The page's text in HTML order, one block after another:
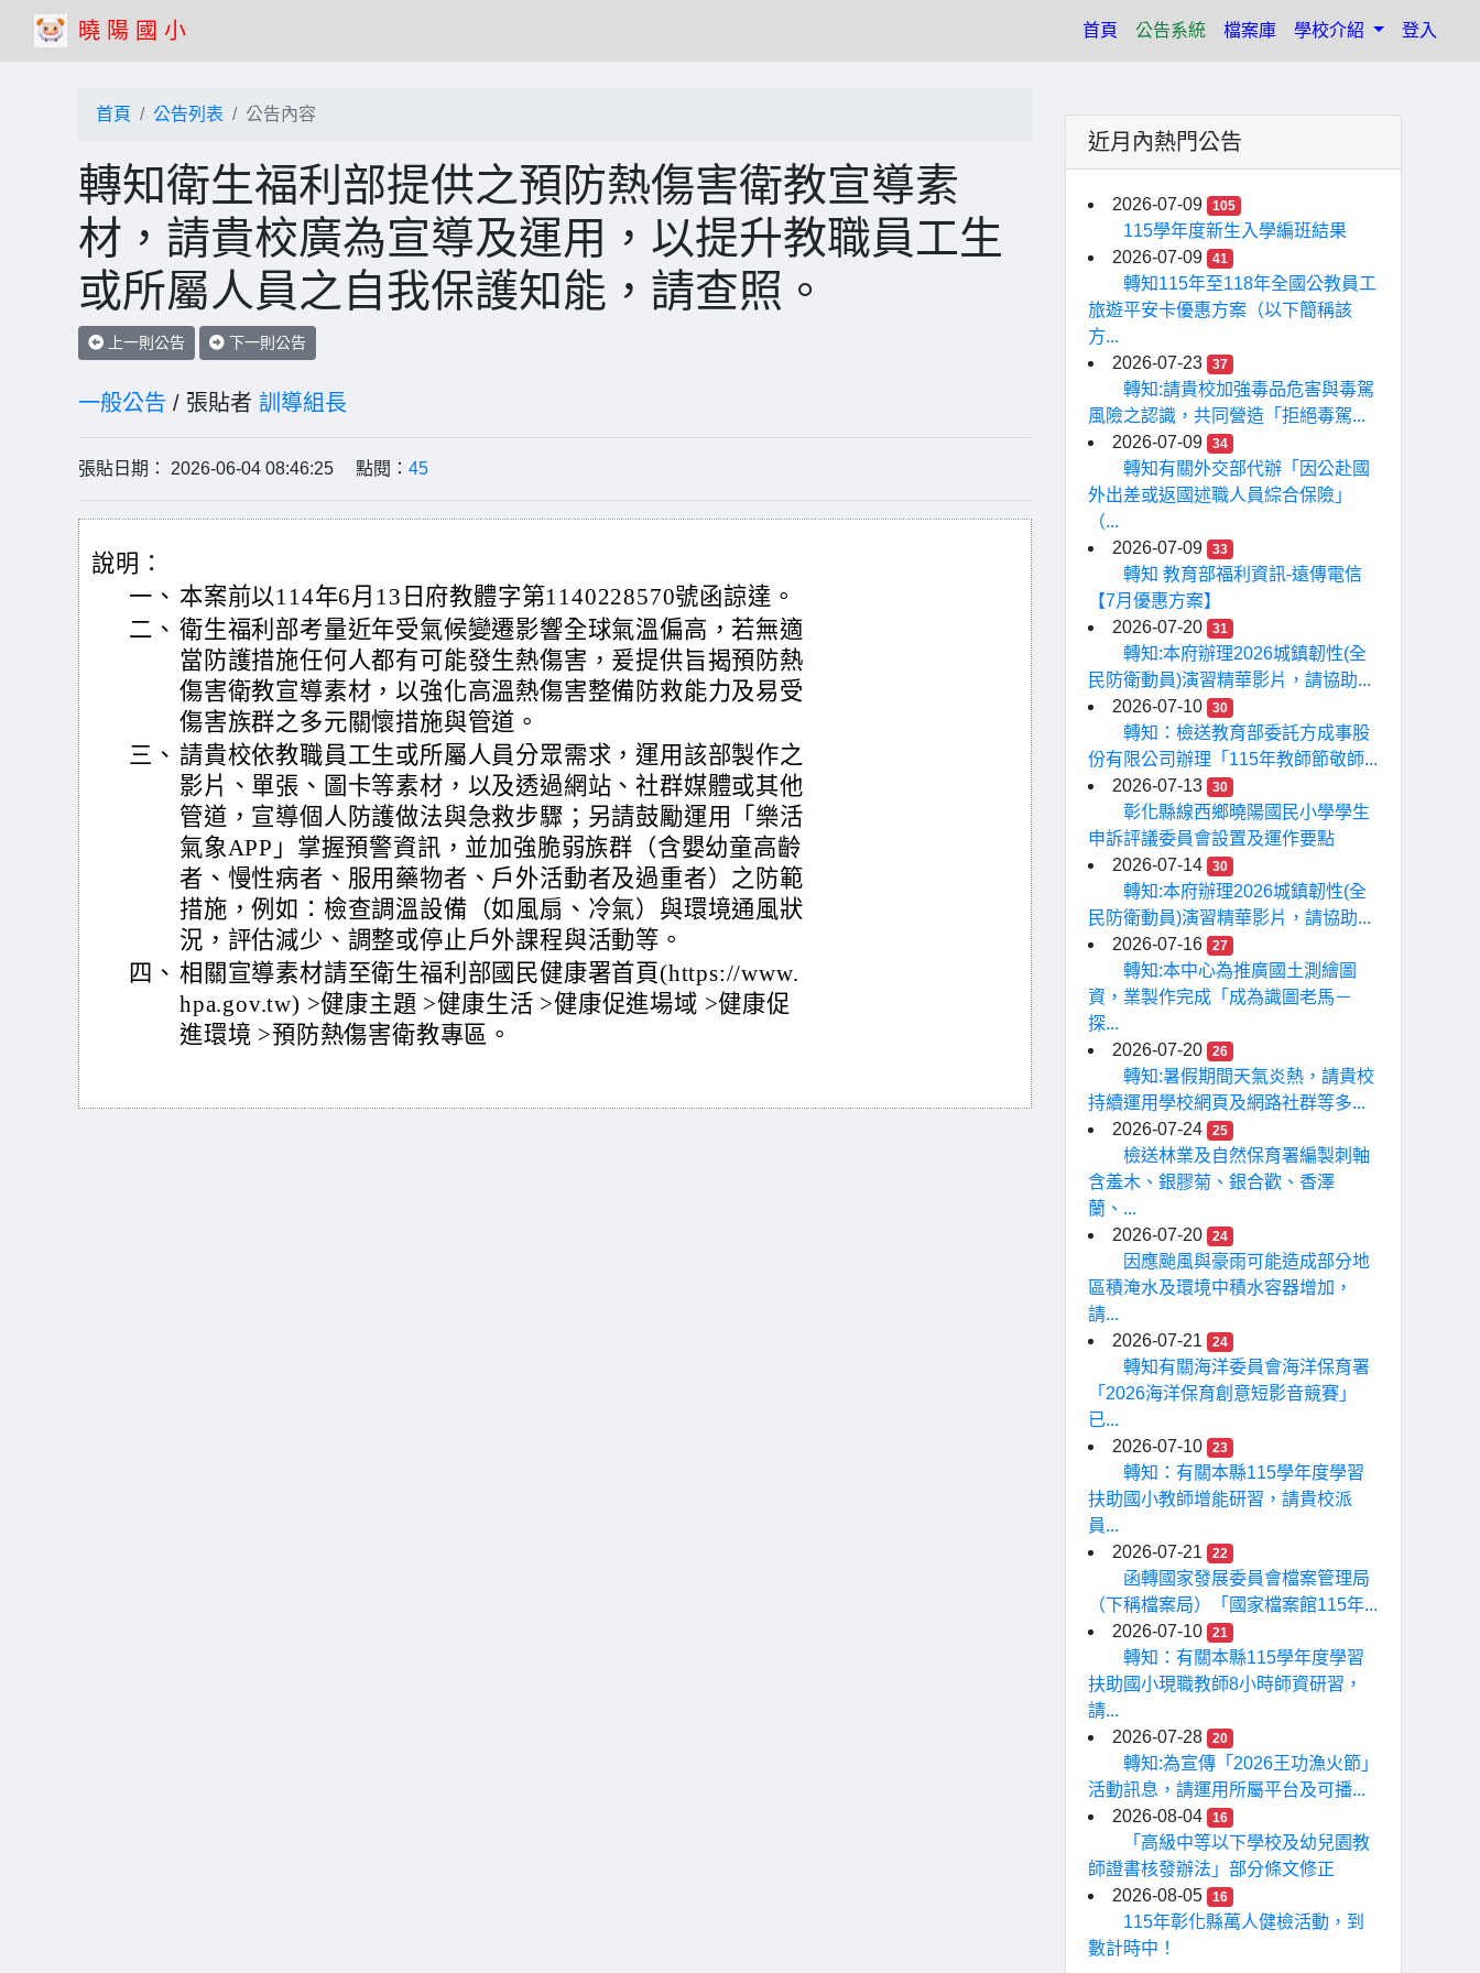
曉 陽 國 小 首頁 (current)
公告系統 檔案庫 學校介紹 登入
首頁 公告列表 公告內容
轉知衛生福利部提供之預防熱傷害衛教宣導素
材，請貴校廣為宣導及運用，以提升教職員工生
或所屬人員之自我保護知能，請查照。
上一則公告 下一則公告
一般公告 / 張貼者 訓導組長
張貼日期： 2026-06-04 08:46:25 點閱： 45
說明：
一、 本案前以114年6月13日府教體字第1140228570號函諒達。
二、 衛生福利部考量近年受氣候變遷影響全球氣溫偏高，若無適
當防護措施任何人都有可能發生熱傷害，爰提供旨揭預防熱
傷害衛教宣導素材，以強化高溫熱傷害整備防救能力及易受
傷害族群之多元關懷措施與管道。
三、 請貴校依教職員工生或所屬人員分眾需求，運用該部製作之
影片、單張、圖卡等素材，以及透過網站、社群媒體或其他
管道，宣導個人防護做法與急救步驟；另請鼓勵運用「樂活
氣象APP」掌握預警資訊，並加強脆弱族群（含嬰幼童高齡
者、慢性病者、服用藥物者、戶外活動者及過重者）之防範
措施，例如：檢查調溫設備（如風扇、冷氣）與環境通風狀
況，評估減少、調整或停止戶外課程與活動等。
四、 相關宣導素材請至衛生福利部國民健康署首頁(https://www.
hpa.gov.tw) >健康主題 >健康生活 >健康促進場域 >健康促
進環境 >預防熱傷害衛教專區。
近月內熱門公告
2026-07-09 105
115學年度新生入學編班結果
2026-07-09
41
轉知115年至118年全國公教員工
旅遊平安卡優惠方案（以下簡稱該
方...
2026-07-23
37
轉知:請貴校加強毒品危害與毒駕
風險之認識，共同營造「拒絕毒駕...
2026-07-09
34
轉知有關外交部代辦「因公赴國
外出差或返國述職人員綜合保險」
（...
2026-07-09
33
轉知 教育部福利資訊-遠傳電信
【7月優惠方案】
2026-07-20
31
轉知:本府辦理2026城鎮韌性(全
民防衛動員)演習精華影片，請協助...
2026-07-10
30
轉知：檢送教育部委託方成事股
份有限公司辦理「115年教師節敬師...
2026-07-13
30
彰化縣線西鄉曉陽國民小學學生
申訴評議委員會設置及運作要點
2026-07-14
30
轉知:本府辦理2026城鎮韌性(全
民防衛動員)演習精華影片，請協助...
2026-07-16
27
轉知:本中心為推廣國土測繪圖
資，業製作完成「成為識圖老馬－
探...
2026-07-20
26
轉知:暑假期間天氣炎熱，請貴校
持續運用學校網頁及網路社群等多...
2026-07-24
25
檢送林業及自然保育署編製刺軸
含羞木、銀膠菊、銀合歡、香澤
蘭、...
2026-07-20
24
因應颱風與豪雨可能造成部分地
區積淹水及環境中積水容器增加，
請...
2026-07-21
24
轉知有關海洋委員會海洋保育署
「2026海洋保育創意短影音競賽」
已...
2026-07-10
23
轉知：有關本縣115學年度學習
扶助國小教師增能研習，請貴校派
員...
2026-07-21
22
函轉國家發展委員會檔案管理局
（下稱檔案局）「國家檔案館115年...
2026-07-10
21
轉知：有關本縣115學年度學習
扶助國小現職教師8小時師資研習，
請...
2026-07-28
20
轉知:為宣傳「2026王功漁火節」
活動訊息，請運用所屬平台及可播...
2026-08-04
16
「高級中等以下學校及幼兒園教
師證書核發辦法」部分條文修正
2026-08-05
16
115年彰化縣萬人健檢活動，到
數計時中！